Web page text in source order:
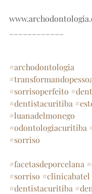
#archodontologia
#sorrisoperfeito
#dentistacuritiba
#luanadelmonego
#odontologiacuritiba
#sorriso
#facetasdeporcelana
#sorriso #clinicabatel
#dentistacuritiba